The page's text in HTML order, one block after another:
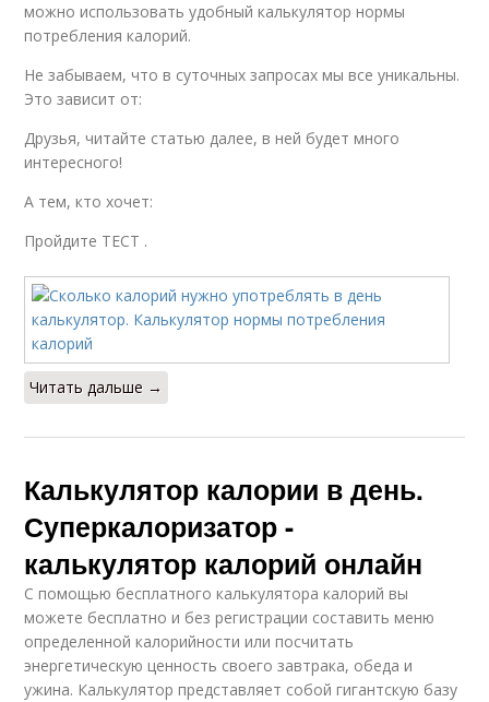
можно использовать удобный калькулятор нормы
потребления калорий.
Не забываем, что в суточных запросах мы все уникальны.
Это зависит от:
Друзья, читайте статью далее, в ней будет много
интересного!
А тем, кто хочет:
Пройдите ТЕСТ .
Читать дальше →
Калькулятор калории в день.
Суперкалоризатор -
калькулятор калорий онлайн
С помощью бесплатного калькулятора калорий вы
можете бесплатно и без регистрации составить меню
определенной калорийности или посчитать
энергетическую ценность своего завтрака, обеда и
ужина. Калькулятор представляет собой гигантскую базу